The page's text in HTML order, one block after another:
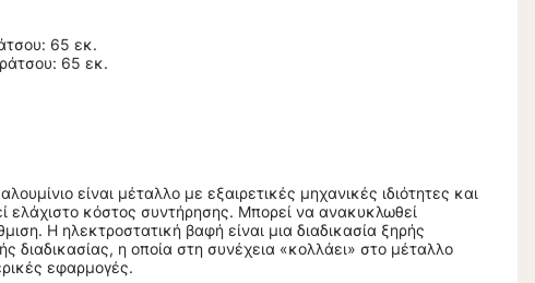
65 εκ.
65 εκ.
είναι μέταλλο με εξαιρετικές μηχανικές ιδιότητες και
ελάχιστο κόστος συντήρησης. Μπορεί να ανακυκλωθεί
Η ηλεκτροστατική βαφή είναι μια διαδικασία ξηρής
διαδικασίας, η οποία στη συνέχεια «κολλάει» στο μέταλλο
εφαρμογές.